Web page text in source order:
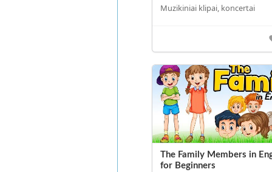
Muzikiniai klipai, koncertai
The Family Members in
for Beginners